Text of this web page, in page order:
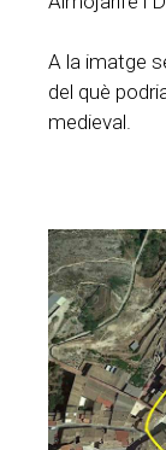
A la imatge
del què
medieval.